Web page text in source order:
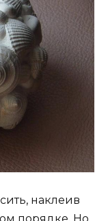
наклеив